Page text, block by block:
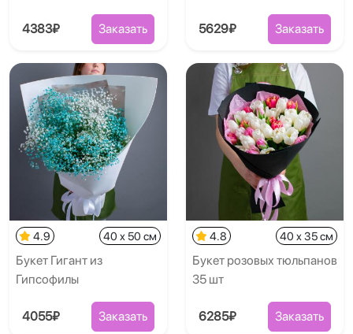
4383₽ Заказать 5629₽ Заказать
4.9 40 x 50 см
Букет Гигант из
Гипсофилы
4055₽ Заказать
4.8 40 x 35 см
Букет розовых тюльпанов
35 шт
6285₽ Заказать